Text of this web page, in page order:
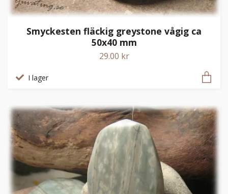
Smyckesten fläckig greystone vågig ca
50x40 mm
29.00 kr
I lager